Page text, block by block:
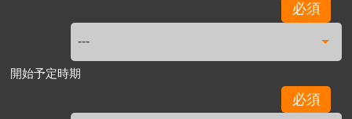
必須
開始予定時期
必須